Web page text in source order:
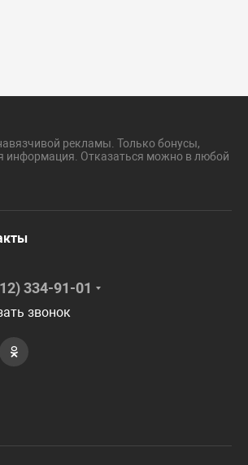
рекламы. Только бонусы,
информация. Отказаться можно в любой
334-91-01
звонок